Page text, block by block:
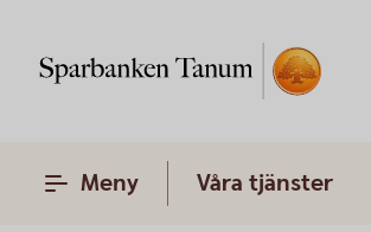
Meny Våra tjänster